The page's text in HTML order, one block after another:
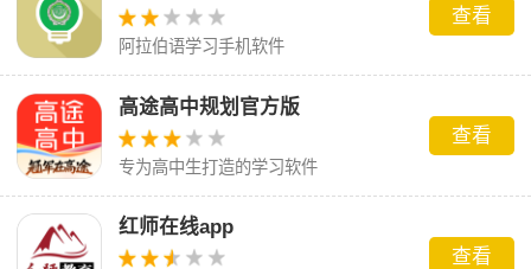
阿拉伯语学习手机软件
查看
高途高中规划官方版
专为高中生打造的学习软件
查看
红师在线app
查看